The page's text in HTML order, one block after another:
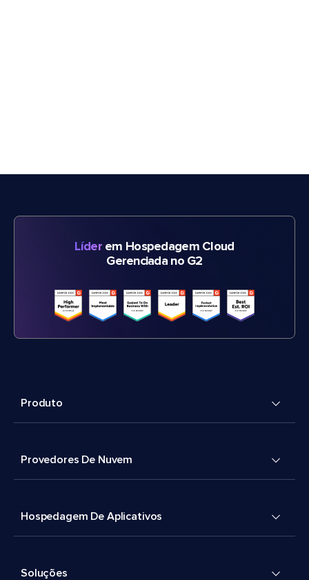
Líderem Hospedagem Cloud
Gerenciada no G2
Produto
Provedores De Nuvem
Hospedagem De Aplicativos
Soluções